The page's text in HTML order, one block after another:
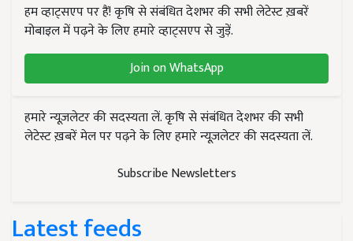
हम व्हाट्सएप पर हैं! कृषि से संबंधित देशभर की सभी लेटेस्ट ख़बरें
मोबाइल में पढ़ने के लिए हमारे व्हाट्सएप से जुड़ें.
Join on WhatsApp
हमारे न्यूज़लेटर की सदस्यता लें. कृषि से संबंधित देशभर की सभी
लेटेस्ट ख़बरें मेल पर पढ़ने के लिए हमारे न्यूज़लेटर की सदस्यता लें.
Subscribe Newsletters
Latest feeds